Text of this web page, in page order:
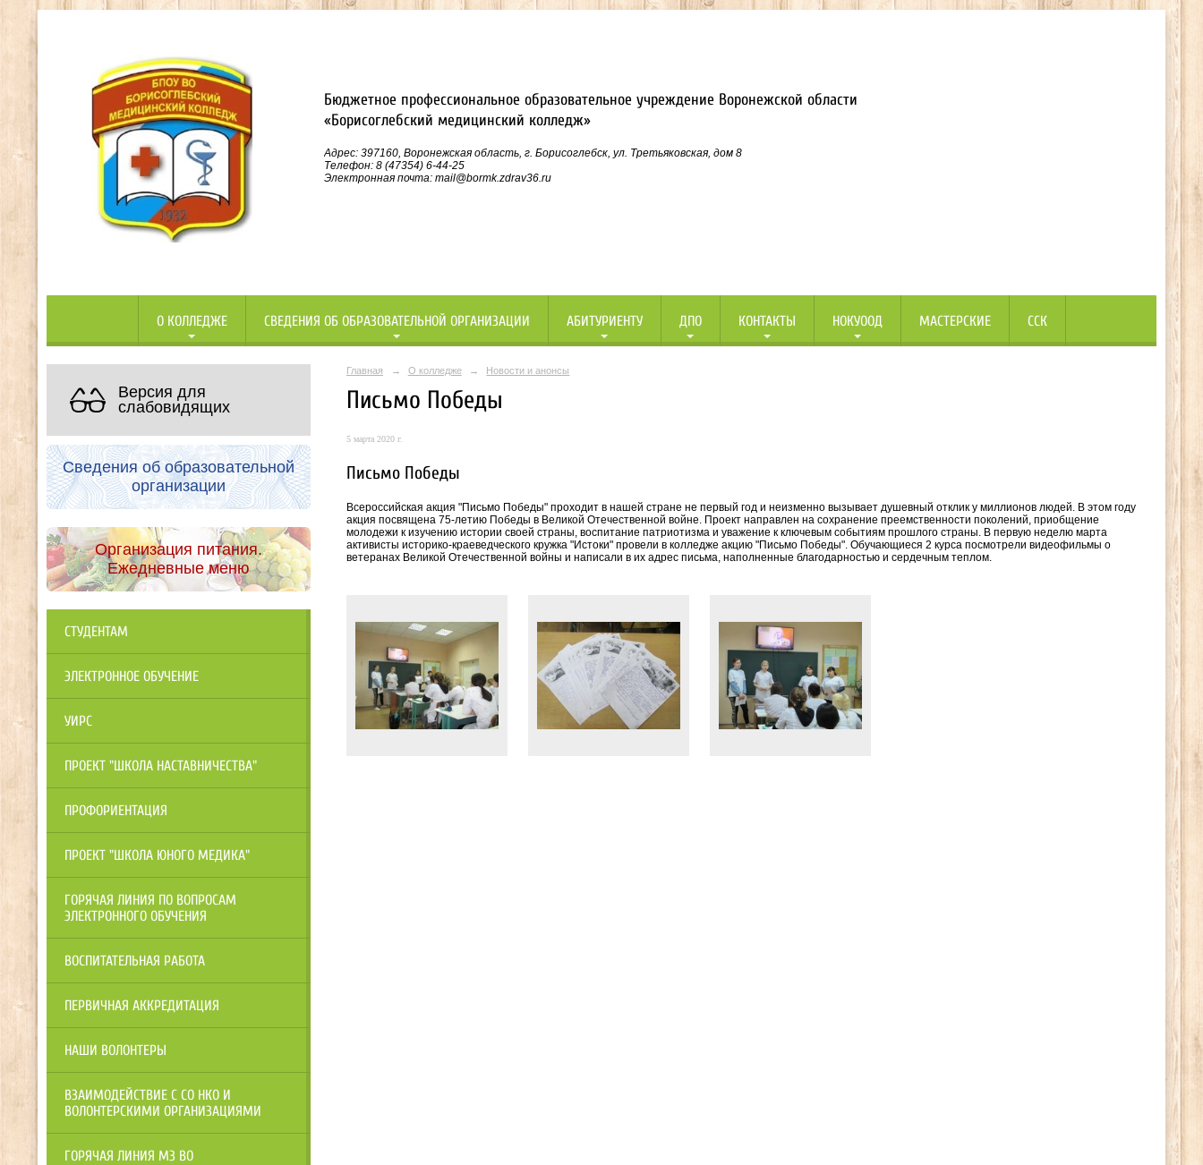
Бюджетное профессиональное образовательное учреждение Воронежской области
«Борисоглебский медицинский колледж»
Адрес: 397160, Воронежская область, г. Борисоглебск, ул. Третьяковская, дом 8
Телефон: 8 (47354) 6-44-25
Электронная почта: mail@bormk.zdrav36.ru
О КОЛЛЕДЖЕ СВЕДЕНИЯ ОБ ОБРАЗОВАТЕЛЬНОЙ ОРГАНИЗАЦИИ АБИТУРИЕНТУ ДПО КОНТАКТЫ НОКУООД МАСТЕРСКИЕ ССК
Версия для
слабовидящих
Сведения об образовательной
организации
Организация питания.
Ежедневные меню
СТУДЕНТАМ
ЭЛЕКТРОННОЕ ОБУЧЕНИЕ
УИРС
ПРОЕКТ "ШКОЛА НАСТАВНИЧЕСТВА"
ПРОФОРИЕНТАЦИЯ
ПРОЕКТ "ШКОЛА ЮНОГО МЕДИКА"
ГОРЯЧАЯ ЛИНИЯ ПО ВОПРОСАМ
ЭЛЕКТРОННОГО ОБУЧЕНИЯ
ВОСПИТАТЕЛЬНАЯ РАБОТА
ПЕРВИЧНАЯ АККРЕДИТАЦИЯ
НАШИ ВОЛОНТЕРЫ
ВЗАИМОДЕЙСТВИЕ С СО НКО И
ВОЛОНТЕРСКИМИ ОРГАНИЗАЦИЯМИ
ГОРЯЧАЯ ЛИНИЯ МЗ ВО
Главная → О колледже → Новости и анонсы
Письмо Победы
5 марта 2020 г.
Письмо Победы
Всероссийская акция "Письмо Победы" проходит в нашей стране не первый год и неизменно вызывает душевный отклик у миллионов людей. В этом году
акция посвящена 75-летию Победы в Великой Отечественной войне. Проект направлен на сохранение преемственности поколений, приобщение
молодежи к изучению истории своей страны, воспитание патриотизма и уважение к ключевым событиям прошлого страны. В первую неделю марта
активисты историко-краеведческого кружка "Истоки" провели в колледже акцию "Письмо Победы". Обучающиеся 2 курса посмотрели видеофильмы о
ветеранах Великой Отечественной войны и написали в их адрес письма, наполненные благодарностью и сердечным теплом.